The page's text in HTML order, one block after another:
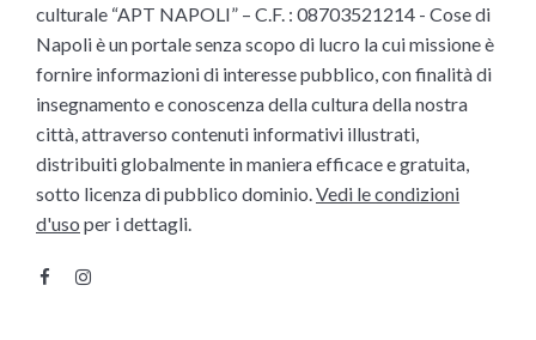
culturale “APT NAPOLI” – C.F. : 08703521214 - Cose di
Napoli è un portale senza scopo di lucro la cui missione è
fornire informazioni di interesse pubblico, con finalità di
insegnamento e conoscenza della cultura della nostra
città, attraverso contenuti informativi illustrati,
distribuiti globalmente in maniera efficace e gratuita,
sotto licenza di pubblico dominio. Vedi le condizioni
d'uso per i dettagli.